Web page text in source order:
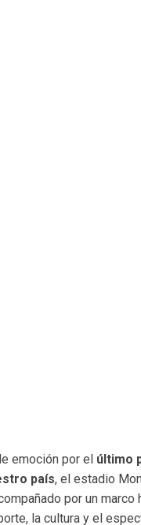
emoción por el último
país, el estadio
por un
la cultura y el